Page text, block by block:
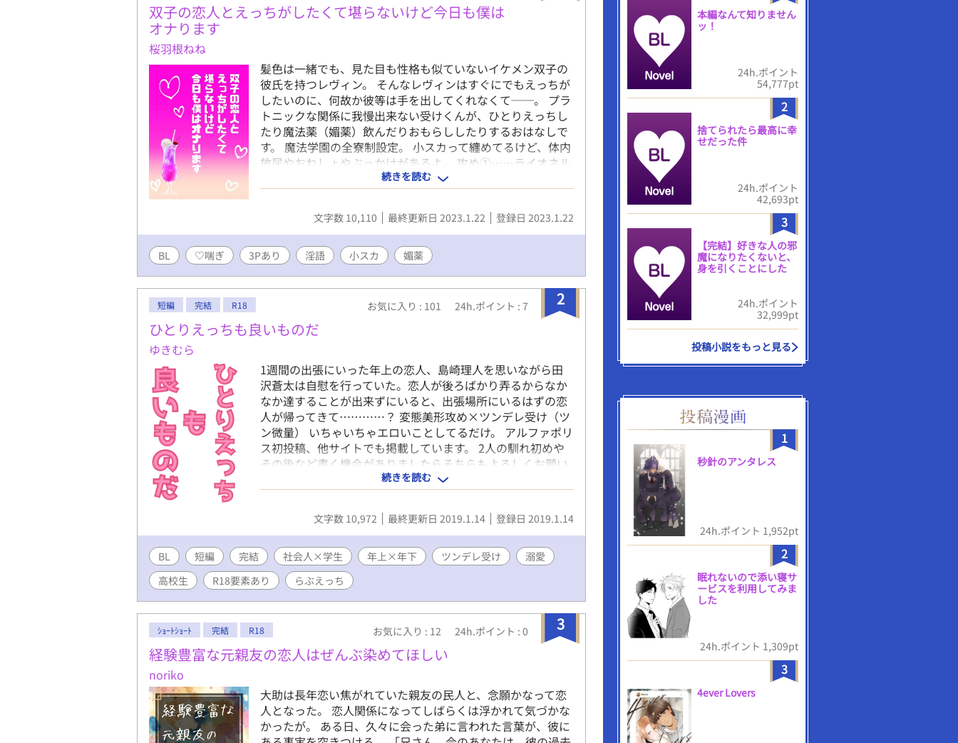
双子の恋人とえっちがしたくて堪らないけど今日も僕は
オナります
桜羽根ねね
髪色は一緒でも、見た目も性格も似ていないイケメン双子の
彼氏を持つレヴィン。 そんなレヴィンはすぐにでもえっちが
したいのに、何故か彼等は手を出してくれなくて──。 プラ
トニックな関係に我慢出来ない受けくんが、ひとりえっちし
たり魔法薬（媚薬）飲んだりおもらししたりするおはなしで
す。 魔法学園の全寮制設定。 小スカって纏めてるけど、体内
放尿やおねしょやぶっかけがあるよ。 攻め①……ライオネル
紫髪短髪。 物腰柔らか。 攻め②……アウグスト 紫髪ウルフ
カット。 ゆるくてチャラい。 受け……レヴィン 金髪猫毛。
愛嬌がある。
続きを読む
文字数 10,110 最終更新日 2023.1.22 登録日 2023.1.22
BL ♡喘ぎ 3Pあり 淫語 小スカ 媚薬
2
短編 完結 R18 お気に入り : 101 24h.ポイント : 7
ひとりえっちも良いものだ
ゆきむら
1週間の出張にいった年上の恋人、島崎理人を思いながら田
沢蒼太は自慰を行っていた。恋人が後ろばかり弄るからなか
なか達することが出来ずにいると、出張場所にいるはずの恋
人が帰ってきて…………？ 変態美形攻め×ツンデレ受け（ツ
ン微量） いちゃいちゃエロいことしてるだけ。 アルファポリ
ス初投稿、他サイトでも掲載しています。 2人の馴れ初めや
その後など書く機会がありましたらそちらもよろしくお願い
続きを読む
文字数 10,972 最終更新日 2019.1.14 登録日 2019.1.14
BL 短編 完結 社会人×学生 年上×年下 ツンデレ受け
溺愛
高校生
R18要素あり らぶえっち
3
ｼｮｰﾄｼｮｰﾄ 完結 R18 お気に入り : 12 24h.ポイント : 0
経験豊富な元親友の恋人はぜんぶ染めてほしい
noriko
大助は長年恋い焦がれていた親友の民人と、念願かなって恋
人となった。 恋人関係になってしばらくは浮かれて気づかな
かったが。 ある日、久々に会った弟に言われた言葉が、彼に
本編なんて知りません
ッ！
24h.ポイント
54,777pt
2
捨てられたら最高に幸
せだった件
24h.ポイント
42,693pt
3
【完結】好きな人の邪
魔になりたくないと、
身を引くことにした
24h.ポイント
32,999pt
投稿小説をもっと見る
1
秒針のアンタレス
24h.ポイント 1,952pt
2
眠れないので添い寝サ
ービスを利用してみま
した
24h.ポイント 1,309pt
3
4ever Lovers